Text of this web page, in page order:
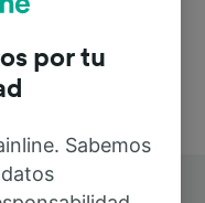
por tu
Sabemos